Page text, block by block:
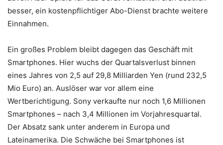
besser, ein kostenpflichtiger Abo-Dienst brachte weitere
Einnahmen.
Ein großes Problem bleibt dagegen das Geschäft mit
Smartphones. Hier wuchs der Quartalsverlust binnen
eines Jahres von 2,5 auf 29,8 Milliarden Yen (rund 232,5
Mio Euro) an. Auslöser war vor allem eine
Wertberichtigung. Sony verkaufte nur noch 1,6 Millionen
Smartphones – nach 3,4 Millionen im Vorjahresquartal.
Der Absatz sank unter anderem in Europa und
Lateinamerika. Die Schwäche bei Smartphones ist